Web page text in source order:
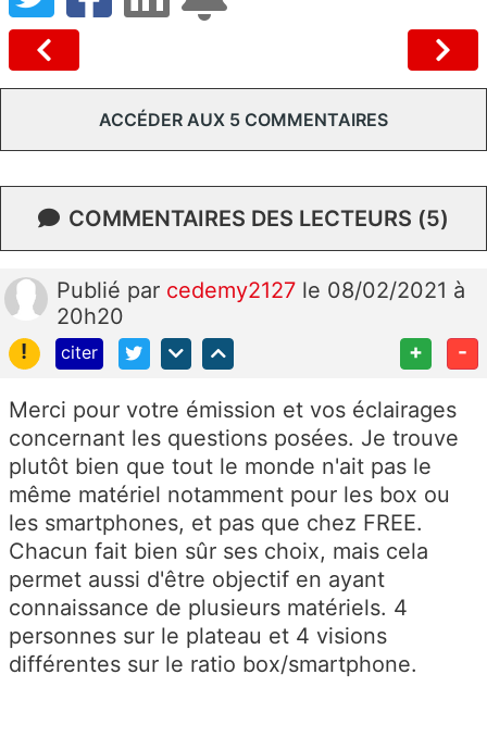
ACCÉDER AUX 5 COMMENTAIRES
COMMENTAIRES DES LECTEURS (5)
Publié par cedemy2127 le 08/02/2021 à
20h20
!
citer + -
Merci pour votre émission et vos éclairages
concernant les questions posées. Je trouve
plutôt bien que tout le monde n'ait pas le
même matériel notamment pour les box ou
les smartphones, et pas que chez FREE.
Chacun fait bien sûr ses choix, mais cela
permet aussi d'être objectif en ayant
connaissance de plusieurs matériels. 4
personnes sur le plateau et 4 visions
différentes sur le ratio box/smartphone.